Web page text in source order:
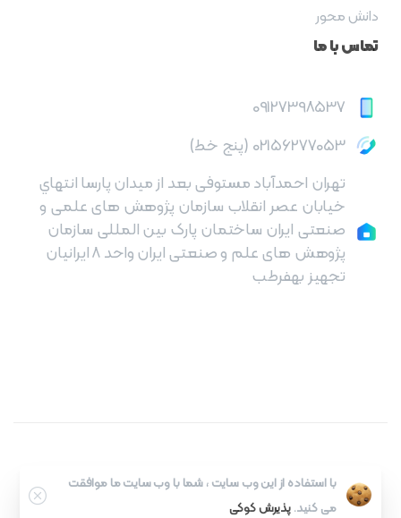
دانش محور
تماسباما
09127398537
02156277053 (پنج خط)
تهران احمدآباد مستوفی بعد از میدان پارسا انتهاي
خیابان عصر انقلاب سازمان پژوهش های علمی و
صنعتی ایران ساختمان پارک بین المللی سازمان
پژوهش های علم و صنعتی ایران واحد ۸ ایرانیان
تجهیز بهفرطب
با استفاده از این وب سایت ، شما با وب سایت ما موافقت
می کنید.پذیرش کوکی